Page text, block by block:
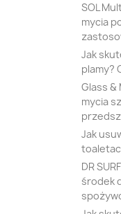
SOL
mycia
Jak
plamy?
Glass &
mycia
Jak
DR
środek